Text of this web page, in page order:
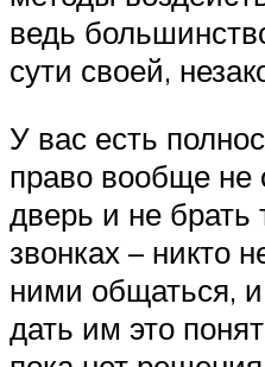
ведь
сути своей,
У вас есть
право вообще не
дверь и не
звонках – никто
ними общаться,
дать им это